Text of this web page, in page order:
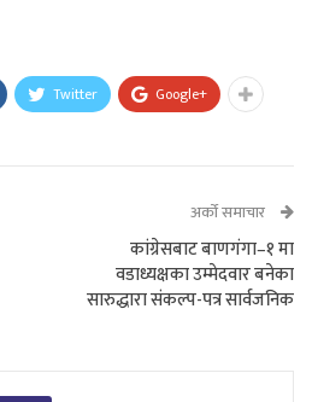
Twitter Google+
अर्को समाचार
कांग्रेसबाट बाणगंगा–१ मा
वडाध्यक्षका उम्मेदवार बनेका
सारुद्धारा संकल्प-पत्र सार्वजनिक